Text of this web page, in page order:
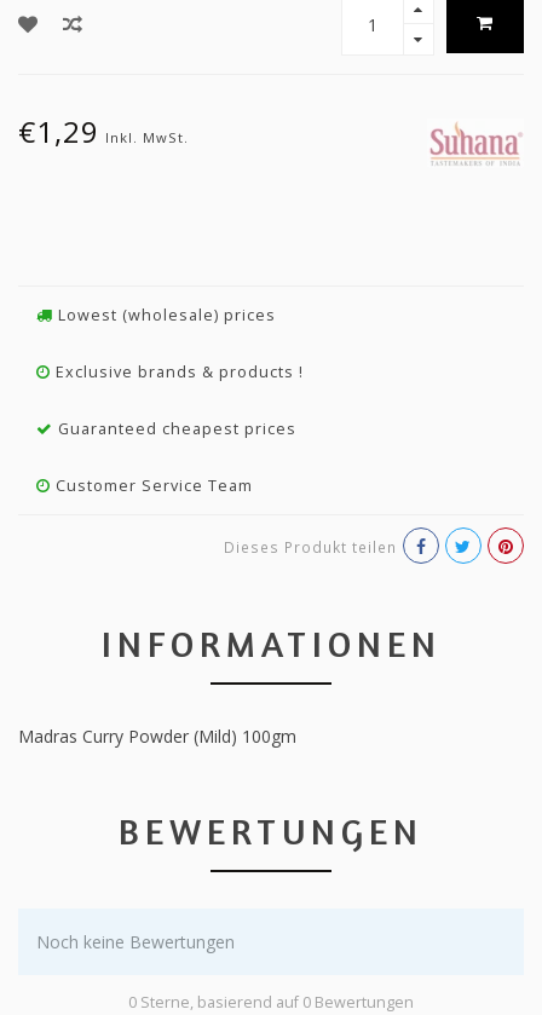
€1,29 Inkl. MwSt.
Lowest (wholesale) prices
Exclusive brands & products !
Guaranteed cheapest prices
Customer Service Team
Dieses Produkt teilen
INFORMATIONEN
Madras Curry Powder (Mild) 100gm
BEWERTUNGEN
Noch keine Bewertungen
0 Sterne, basierend auf 0 Bewertungen